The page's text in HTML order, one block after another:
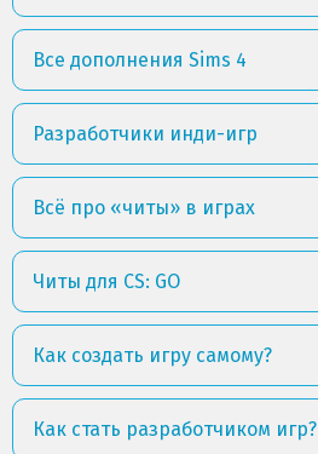
Все дополнения Sims 4
Разработчики инди-игр
Всё про «читы» в играх
Читы для CS: GO
Как создать игру самому?
Как стать разработчиком игр?